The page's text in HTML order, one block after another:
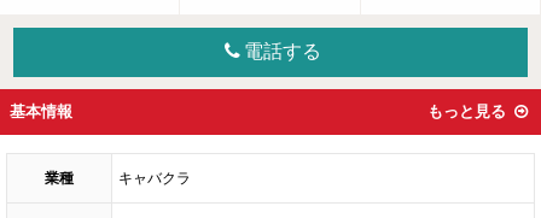
電話する
基本情報 もっと見る
業種 キャバクラ